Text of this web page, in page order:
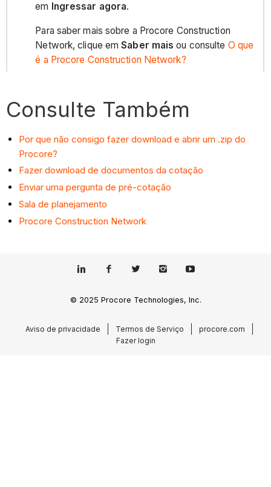
em Ingressar agora.
Para saber mais sobre a Procore Construction
Network, clique emSaber mais ou consulte O que
é a Procore Construction Network?
Consulte Também
Por que não consigo fazer download e abrir um .zip do
Procore?
Fazer download de documentos da cotação
Enviar uma pergunta de pré-cotação
Sala de planejamento
Procore Construction Network
© 2025 Procore Technologies, Inc.
Aviso de privacidade Termos de Serviço
procore.com
Fazer login